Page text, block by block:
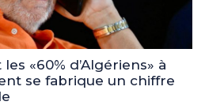
«60% d’Algériens» à
se fabrique un chiffre